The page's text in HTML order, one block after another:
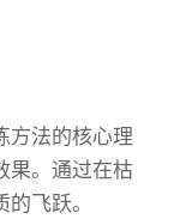
方法的核心理
果。通过在枯
飞跃。